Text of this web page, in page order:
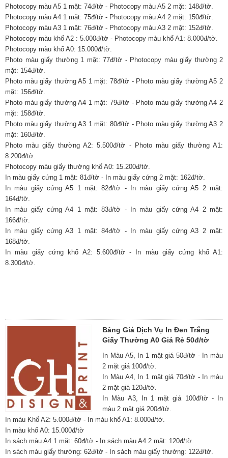
Photocopy màu A5 1 mặt: 74đ/tờ - Photocopy màu A5 2 mặt: 148đ/tờ.
Photocopy màu A4 1 mặt: 75đ/tờ - Photocopy màu A4 2 mặt: 150đ/tờ.
Photocopy màu A3 1 mặt: 76đ/tờ - Photocopy màu A3 2 mặt: 152đ/tờ.
Photocopy màu khổ A2 : 5.000đ/tờ - Photocopy màu khổ A1: 8.000đ/tờ.
Photocopy màu khổ A0: 15.000đ/tờ.
Photo màu giấy thường 1 mặt: 77đ/tờ - Photocopy màu giấy thường 2
mặt: 154đ/tờ.
Photo màu giấy thường A5 1 mặt: 78đ/tờ - Photo màu giấy thường A5 2
mặt: 156đ/tờ.
Photo màu giấy thường A4 1 mặt: 79đ/tờ - Photo màu giấy thường A4 2
mặt: 158đ/tờ.
Photo màu giấy thường A3 1 mặt: 80đ/tờ - Photo màu giấy thường A3 2
mặt: 160đ/tờ.
Photo màu giấy thường A2: 5.500đ/tờ - Photo màu giấy thường A1:
8.200đ/tờ.
Photocopy màu giấy thường khổ A0: 15.200đ/tờ.
In màu giấy cứng 1 mặt: 81đ/tờ - In màu giấy cứng 2 mặt: 162đ/tờ.
In màu giấy cứng A5 1 mặt: 82đ/tờ - In màu giấy cứng A5 2 mặt:
164đ/tờ.
In màu giấy cứng A4 1 mặt: 83đ/tờ - In màu giấy cứng A4 2 mặt:
166đ/tờ.
In màu giấy cứng A3 1 mặt: 84đ/tờ - In màu giấy cứng A3 2 mặt:
168đ/tờ.
In màu giấy cứng khổ A2: 5.600đ/tờ - In màu giấy cứng khổ A1:
8.300đ/tờ.
Bảng Giá Dịch Vụ In Đen Trắng
Giấy Thường A0 Giá Rẻ 50đ/tờ
In Màu A5, In 1 mặt giá 50đ/tờ - In màu
2 mặt giá 100đ/tờ.
In Màu A4, In 1 mặt giá 70đ/tờ - In màu
2 mặt giá 120đ/tờ.
In Màu A3, In 1 mặt giá 100đ/tờ - In
màu 2 mặt giá 200đ/tờ.
In màu Khổ A2: 5.000đ/tờ - In màu khổ A1: 8.000đ/tờ.
In màu khổ A0: 15.000đ/tờ
In sách màu A4 1 mặt: 60đ/tờ - In sách màu A4 2 mặt: 120đ/tờ.
In sách màu giấy thường: 62đ/tờ - In sách màu giấy thường: 122đ/tờ.